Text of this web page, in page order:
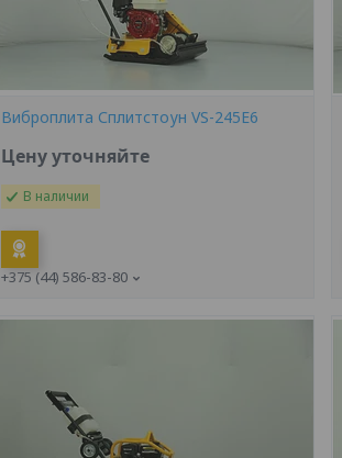
Виброплита Сплитстоун VS-245E6
Цену уточняйте
В наличии
+375 (44) 586-83-80